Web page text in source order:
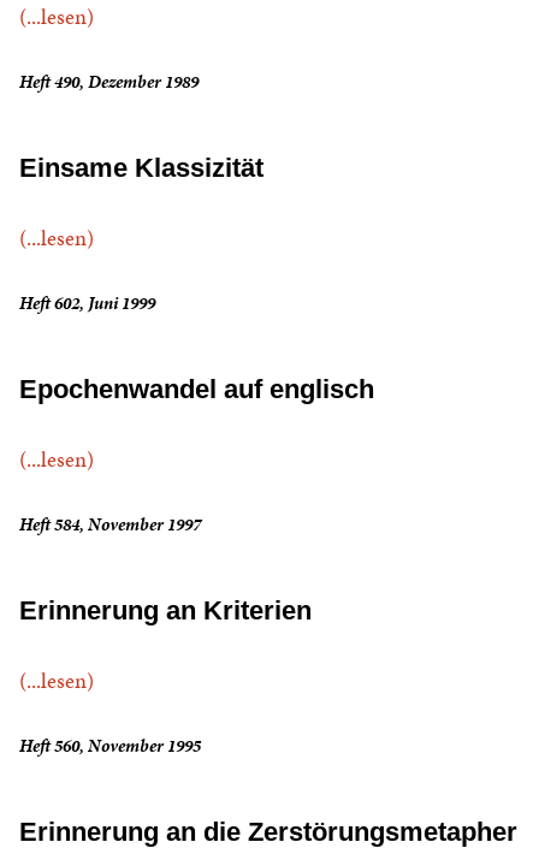
(...lesen)
Heft 490, Dezember 1989
Einsame Klassizität
(...lesen)
Heft 602, Juni 1999
Epochenwandel auf englisch
(...lesen)
Heft 584, November 1997
Erinnerung an Kriterien
(...lesen)
Heft 560, November 1995
Erinnerung an die Zerstörungsmetapher